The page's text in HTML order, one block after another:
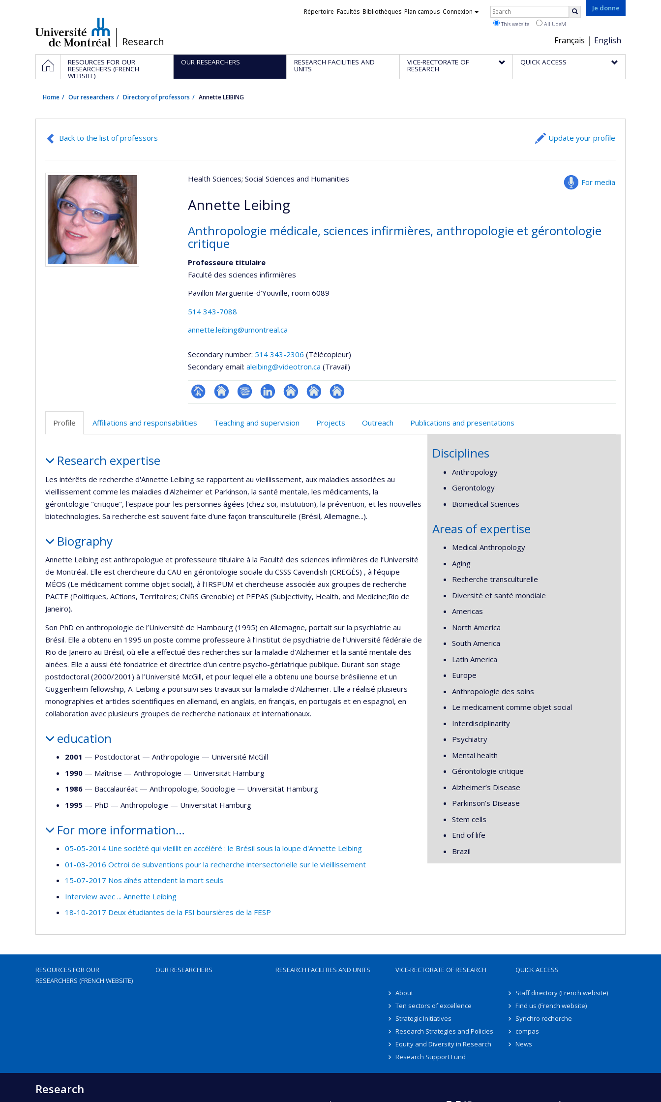
/Research
Je donne
Choix
de
la
Français English
Liens
Répertoire Facultés Bibliothèques Plan campus Connexion Rechercher
This website All UdeM
Navigation
principale
HOMERESOURCES FOR OUR
RESEARCHERS (FRENCH
WEBSITE)
OUR RESEARCHERS RESEARCH FACILITIES AND
UNITS
VICE-RECTORATE OF
RESEARCH
QUICK ACCESS
Home Our researchers Directory of professors Annette LEIBING
Back to the list of professors Update your profile
For media
Health Sciences; Social Sciences and Humanities
Annette Leibing
Anthropologie médicale, sciences infirmières, anthropologie et gérontologie
critique
Professeure titulaire
Faculté des sciences infirmières
Pavillon Marguerite-d’Youville, room 6089
514 343-7088
annette.leibing@umontreal.ca
Secondary number: 514 343-2306 (Télécopieur)
Secondary email: aleibing@videotron.ca (Travail)
Page
(faculté,département,école)
Site
Bibliographie
LinkedInAutre Autre Autre
web
Profile Affiliations and responsabilities Teaching and supervision Projects Outreach Publications and presentations
Research expertise
Les intérêts de recherche d'Annette Leibing se rapportent au vieillissement, aux maladies associées au
vieillissement comme les maladies d'Alzheimer et Parkinson, la santé mentale, les médicaments, la
gérontologie "critique", l'espace pour les personnes âgées (chez soi, institution), la prévention, et les nouvelles
biotechnologies. Sa recherche est souvent faite d'une façon transculturelle (Brésil, Allemagne...).
Biography
Annette Leibing est anthropologue et professeure titulaire à la Faculté des sciences infirmières de l’Université
de Montréal. Elle est chercheure du CAU en gérontologie sociale du CSSS Cavendish (CREGÉS) , à l’équipe
MÉOS (Le médicament comme objet social), à l'IRSPUM et chercheuse associée aux groupes de recherche
PACTE (Politiques, ACtions, Territoires; CNRS Grenoble) et PEPAS (Subjectivity, Health, and Medicine;Rio de
Janeiro).
Son PhD en anthropologie de l’Université de Hambourg (1995) en Allemagne, portait sur la psychiatrie au
Brésil. Elle a obtenu en 1995 un poste comme professeure à l’Institut de psychiatrie de l’Université fédérale de
Rio de Janeiro au Brésil, où elle a effectué des recherches sur la maladie d’Alzheimer et la santé mentale des
ainées. Elle a aussi été fondatrice et directrice d’un centre psycho-gériatrique publique. Durant son stage
postdoctoral (2000/2001) à l’Université McGill, et pour lequel elle a obtenu une bourse brésilienne et un
Guggenheim fellowship, A. Leibing a poursuivi ses travaux sur la maladie d’Alzheimer. Elle a réalisé plusieurs
monographies et articles scientifiques en allemand, en anglais, en français, en portugais et en espagnol, en
collaboration avec plusieurs groupes de recherche nationaux et internationaux.
education
2001 — Postdoctorat — Anthropologie — Université McGill
1990 — Maîtrise — Anthropologie — Universität Hamburg
1986 — Baccalauréat — Anthropologie, Sociologie — Universität Hamburg
1995 — PhD — Anthropologie — Universität Hamburg
For more information…
05-05-2014 Une société qui vieillit en accéléré : le Brésil sous la loupe d'Annette Leibing
01-03-2016 Octroi de subventions pour la recherche intersectorielle sur le vieillissement
15-07-2017 Nos aînés attendent la mort seuls
Interview avec ... Annette Leibing
18-10-2017 Deux étudiantes de la FSI boursières de la FESP
Disciplines
Anthropology
Gerontology
Biomedical Sciences
Areas of expertise
Medical Anthropology
Aging
Recherche transculturelle
Diversité et santé mondiale
Americas
North America
South America
Latin America
Europe
Anthropologie des soins
Le medicament comme objet social
Interdisciplinarity
Psychiatry
Mental health
Gérontologie critique
Alzheimer’s Disease
Parkinson’s Disease
Stem cells
End of life
Brazil
RESOURCES FOR OUR
RESEARCHERS (FRENCH WEBSITE)
OUR RESEARCHERS RESEARCH FACILITIES AND UNITS VICE-RECTORATE OF RESEARCH
About
Ten sectors of excellence
Strategic Initiatives
Research Strategies and Policies
Equity and Diversity in Research
Research Support Fund
QUICK ACCESS
Staff directory (French website)
Find us (French website)
Synchro recherche
compas
News
Research